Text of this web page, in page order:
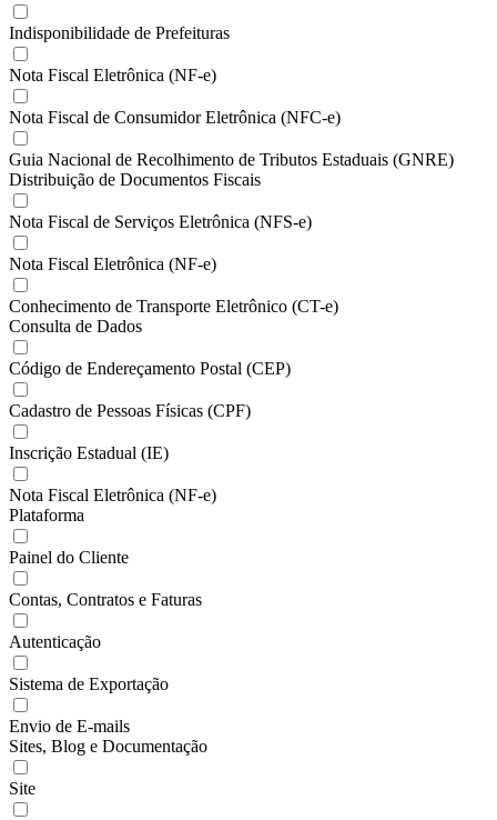
Indisponibilidade de Prefeituras
Nota Fiscal Eletrônica (NF-e)
Nota Fiscal de Consumidor Eletrônica (NFC-e)
Guia Nacional de Recolhimento de Tributos Estaduais (GNRE)
Distribuição de Documentos Fiscais
Nota Fiscal de Serviços Eletrônica (NFS-e)
Nota Fiscal Eletrônica (NF-e)
Conhecimento de Transporte Eletrônico (CT-e)
Consulta de Dados
Código de Endereçamento Postal (CEP)
Cadastro de Pessoas Físicas (CPF)
Inscrição Estadual (IE)
Nota Fiscal Eletrônica (NF-e)
Plataforma
Painel do Cliente
Contas, Contratos e Faturas
Autenticação
Sistema de Exportação
Envio de E-mails
Sites, Blog e Documentação
Site